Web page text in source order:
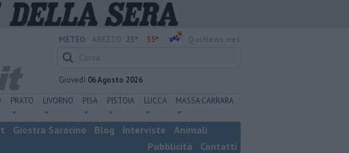
METEO: 23° 35°
Giovedì 06 Agosto 2026
PRATO LIVORNO PISA PISTOIA LUCCA MASSA CARRARA
Giostra Saracino Blog Interviste
Animali
Pubblicità
Contatti